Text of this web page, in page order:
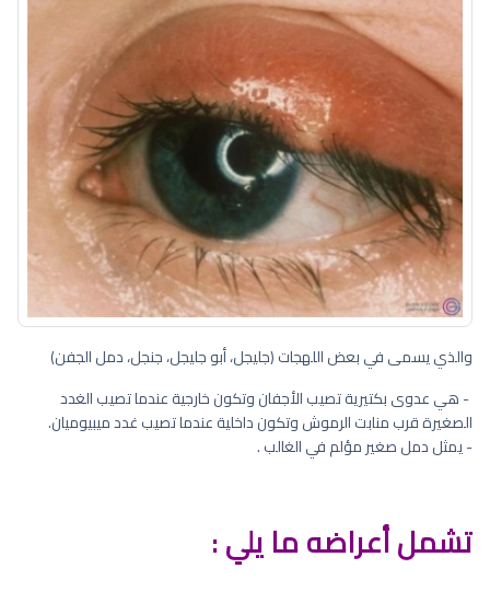
والذي يسمى في بعض اللهجات (جليجل، أبو جليجل، جنجل، دمل الجفن)
- هي عدوى بكتيرية تصيب الأجفان وتكون خارجية عندما تصيب الغدد
الصغيرة قرب منابت الرموش وتكون داخلية عندما تصيب غدد ميبيوميان.
- يمثل دمل صغير مؤلم في الغالب .
تشمل أعراضه ما يلي :